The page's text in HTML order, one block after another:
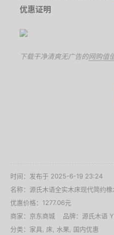
优惠证明
下载干净清爽无广告的网购值
时间：发布于 2025-6-19 23:24
名称： 源氏木语全实木床现代简约
优惠价格： 1277.06元
商家： 京东商城 品牌： 源氏木语
分类： 家具 床 水果
国内优惠